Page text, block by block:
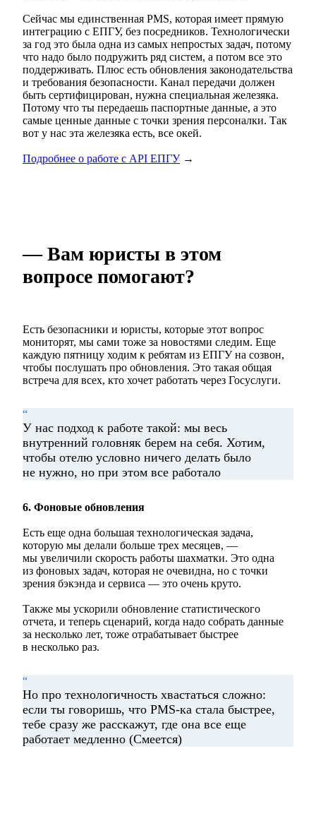
Сейчас мы единственная PMS, которая имеет прямую
интеграцию с ЕПГУ, без посредников. Технологически
за год это была одна из самых непростых задач, потому
что надо было подружить ряд систем, а потом все это
поддерживать. Плюс есть обновления законодательства
и требования безопасности. Канал передачи должен
быть сертифицирован, нужна специальная железяка.
Потому что ты передаешь паспортные данные, а это
самые ценные данные с точки зрения персоналки. Так
вот у нас эта железяка есть, все окей.
Подробнее о работе с API ЕПГУ→
— Вам юристы в этом
вопросе помогают?
Есть безопасники и юристы, которые этот вопрос
мониторят, мы сами тоже за новостями следим. Еще
каждую пятницу ходим к ребятам из ЕПГУ на созвон,
чтобы послушать про обновления. Это такая общая
встреча для всех, кто хочет работать через Госуслуги.
“
У нас подход к работе такой: мы весь
внутренний головняк берем на себя. Хотим,
чтобы отелю условно ничего делать было
не нужно, но при этом все работало
6. Фоновые обновления
Есть еще одна большая технологическая задача,
которую мы делали больше трех месяцев, —
мы увеличили скорость работы шахматки. Это одна
из фоновых задач, которая не очевидна, но с точки
зрения бэкэнда и сервиса — это очень круто.
Также мы ускорили обновление статистического
отчета, и теперь сценарий, когда надо собрать данные
за несколько лет, тоже отрабатывает быстрее
в несколько раз.
“
Но про технологичность хвастаться сложно:
если ты говоришь, что PMS-ка стала быстрее,
тебе сразу же расскажут, где она все еще
работает медленно (Смеется)